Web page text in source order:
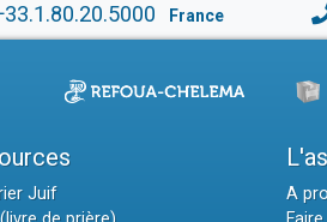
France
Juif
A